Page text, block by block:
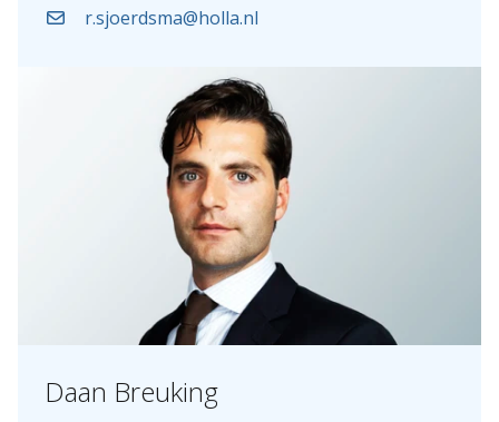
r.sjoerdsma@holla.nl
Daan Breuking